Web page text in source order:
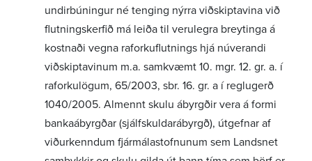
undir­bún­ingur né tenging nýrra viðskipta­vina við
flutn­ings­kerfið má leiða til veru­legra breyt­inga á
kostnaði vegna raforku­flutn­ings hjá núver­andi
viðskipta­vinum m.a. samkvæmt 10. mgr. 12. gr. a. í
raforku­lögum, 65/2003, sbr. 16. gr. a í reglu­gerð
1040/2005. Almennt skulu ábyrgðir vera á formi
banka­ábyrgðar (sjálf­skuld­arábyrgð), útgefnar af
viður­kenndum fjár­mála­stofn­unum sem Landsnet